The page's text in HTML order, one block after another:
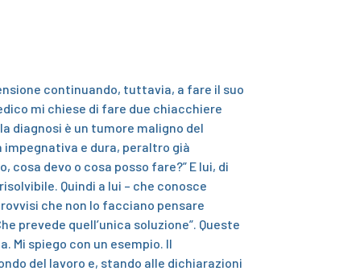
continuando, tuttavia, a fare il suo
mi chiese di fare due chiacchiere
diagnosi è un tumore maligno del
impegnativa e dura, peraltro già
devo o cosa posso fare?” E lui, di
Quindi a lui – che conosce
che non lo facciano pensare
prevede quell’unica soluzione”. Queste
Mi spiego con un esempio. Il
del lavoro e, stando alle dichiarazioni